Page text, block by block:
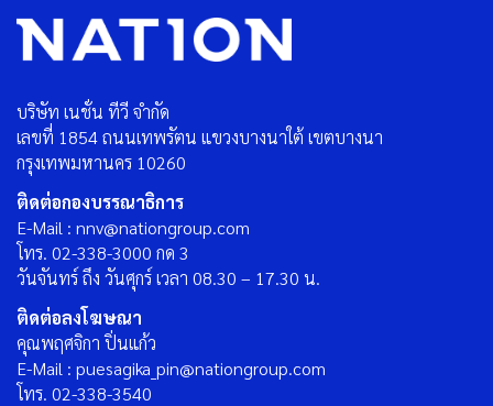
บริษัท เนชั่น ทีวี จำกัด
เลขที่ 1854 ถนนเทพรัตน แขวงบางนาใต้ เขตบางนา
กรุงเทพมหานคร 10260
ติดต่อกองบรรณาธิการ
E-Mail : nnv@nationgroup.com
โทร. 02-338-3000 กด 3
วันจันทร์ ถึง วันศุกร์ เวลา 08.30 – 17.30 น.
ติดต่อลงโฆษณา
คุณพฤศจิกา ปิ่นแก้ว
E-Mail : puesagika_pin@nationgroup.com
โทร. 02-338-3540